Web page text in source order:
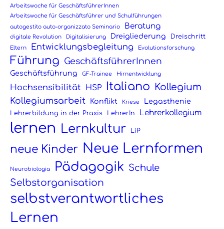
Arbeitswoche für GeschäftsführerInnen
Arbeitswoche für Geschäftsführer und Schulführungen
autogestito auto-organizzato Seminario
Beratung
digitale Revolution Digitalisierung Dreigliederung Dreischritt
Eltern Entwicklungsbegleitung Evolutionsforschung
Führung GeschäftsführerInnen
Geschäftsführung GF-Trainee Hirnentwicklung
Hochsensibilität HSP Italiano Kollegium
Kollegiumsarbeit Konflikt Kriese Legasthenie
Lehrerbildung in der Praxis LehrerIn Lehrerkollegium
lernen Lernkultur LiP
neue Kinder Neue Lernformen
Neurobiologia Pädagogik Schule
Selbstorganisation
selbstverantwortliches
Lernen